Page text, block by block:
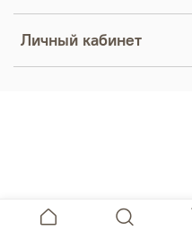
Личный кабинет